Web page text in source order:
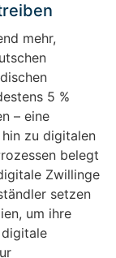
mehr,
5 %
– eine
zu digitalen
belegt
Zwillinge
setzen
um ihre